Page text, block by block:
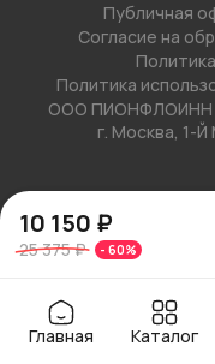
10 150 ₽
25 375 ₽ - 60%
Публичная
Согласие на
Политика
ООО ПИОНФЛОИНН
г. Москва, 1-Й
Главная Каталог